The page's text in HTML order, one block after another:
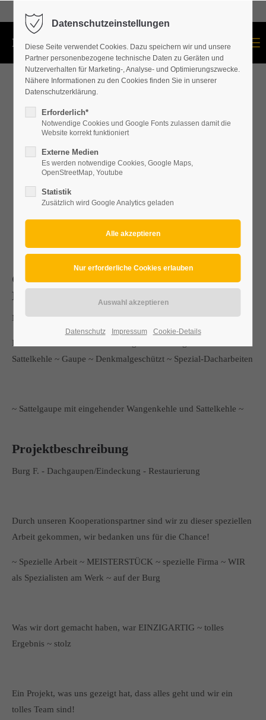
Gaupen-Restaurierung/Gaupen
Neueindeckung
Meister-Gaupe - Restaurierung von Dachgaupen auf der Burg
Kunstarbeit ~ Meisterstück ~ eingehende Wangenkehle ~
Sattelkehle ~ Gaupe ~ Denkmalgeschützt ~ Spezial-Dacharbeiten
~ Sattelgaupe mit eingehender Wangenkehle und Sattelkehle ~
Projektbeschreibung
Burg F. - Dachgaupen/Eindeckung - Restaurierung
Durch unseren Kooperationspartner sind wir zu dieser speziellen
Arbeit gekommen, wir bedanken uns für die Chance!
~ Spezielle Arbeit ~ MEISTERSTÜCK ~ spezielle Firma ~ WIR
als Spezialisten am Werk ~ auf der Burg
Was wir dort gemacht haben, war EINZIGARTIG ~ tolles
Ergebnis ~ stolz
Ein Projekt, was uns gezeigt hat, dass alles geht und wir ein
tolles Team sind!
Datenschutzeinstellungen
Diese Seite verwendet Cookies. Dazu speichern wir und unsere
Partner personenbezogene technische Daten zu Geräten und
Nutzerverhalten für Marketing-, Analyse- und Optimierungszwecke.
Nähere Informationen zu den Cookies finden Sie in unserer
Datenschutzerklärung.
Erforderlich*
Notwendige Cookies und Google Fonts zulassen damit die
Website korrekt funktioniert
Externe Medien
Es werden notwendige Cookies, Google Maps,
OpenStreetMap, Youtube
Statistik
Zusätzlich wird Google Analytics geladen
Datenschutz Impressum Cookie-Details